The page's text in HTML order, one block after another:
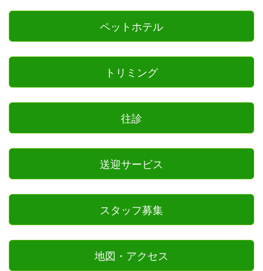
ペットホテル
トリミング
往診
送迎サービス
スタッフ募集
地図・アクセス